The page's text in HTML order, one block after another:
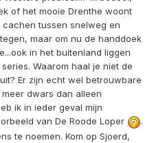
of het mooie Drenthe woont
tussen snelweg en
maar om nu de handdoek
in het buitenland liggen
Waarom haal je niet de
Er zijn echt wel betrouwbare
dwars dan alleen
ik in ieder geval mijn
van De Roode Loper
.
te noemen. Kom op Sjoerd,